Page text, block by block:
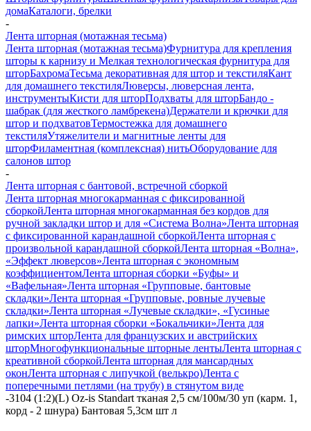
домаКаталоги, брелки
-
Лента шторная (мотажная тесьма)
Лента шторная (мотажная тесьма)Фурнитура для крепления
шторы к карнизу и Мелкая технологическая фурнитура для
шторБахромаТесьма декоративная для штор и текстиляКант
для домашнего текстиляЛюверсы, люверсная лента,
инструментыКисти для шторПодхваты для шторБандо -
шабрак (для жесткого ламбрекена)Держатели и крючки для
штор и подхватовТермостежка для домашнего
текстиляУтяжелители и магнитные ленты для
шторФиламентная (комплексная) нитьОборудование для
салонов штор
-
Лента шторная с бантовой, встречной сборкой
Лента шторная многокарманная с фиксированной
сборкойЛента шторная многокарманная без кордов для
ручной закладки штор и для «Система Волна»Лента шторная
с фиксированной карандашной сборкойЛента шторная с
произвольной карандашной сборкойЛента шторная «Волна»,
«Эффект люверсов»Лента шторная с экономным
коэффициентомЛента шторная сборки «Буфы» и
«Вафельная»Лента шторная «Групповые, бантовые
складки»Лента шторная «Групповые, ровные лучевые
складки»Лента шторная «Лучевые складки», «Гусиные
лапки»Лента шторная сборки «Бокальчики»Лента для
римских шторЛента для французских и австрийских
шторМногофункциональные шторные лентыЛента шторная с
креативной сборкойЛента шторная для мансардных
оконЛента шторная с липучкой (велькро)Лента с
поперечными петлями (на трубу) в стянутом виде
-3104 (1:2)(L) Oz-is Standart тканая 2,5 см/100м/30 уп (карм. 1,
корд - 2 шнура) Бантовая 5,3см шт л